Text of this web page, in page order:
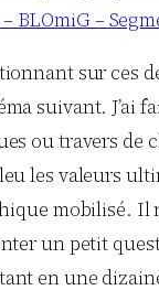
BLOmiG –
sur ces
suivant. J’ai
ou travers de
les valeurs
mobilisé. Il
un petit
en une